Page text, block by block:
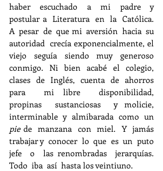
haber  escuchado  a  mi  padre  y
postular a  Literatura  en  la  Católica.
A  pesar  de  que mi  aversión  hacia  su
autoridad  crecía exponencialmente, el
viejo seguía siendo muy generoso
conmigo. Ni bien acabé el colegio,
clases  de  Inglés,  cuenta  de  ahorros
para  mi libre  disponibilidad,
propinas  sustanciosas  y molicie,
pie de  manzana  con  miel.  Y  jamás
trabajar y  conocer  lo  que  es  un  puto
jefe  o  las renombradas  jerarquías.
Todo  iba  así  hasta los veintiuno.